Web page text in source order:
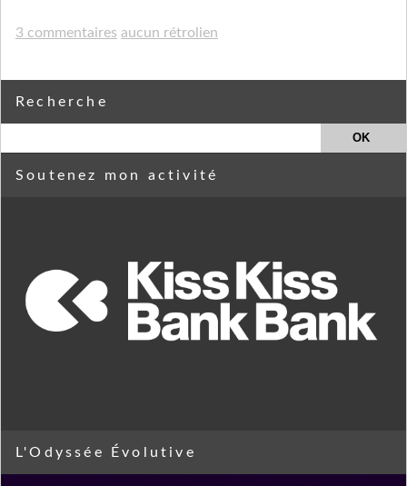
3 commentaires aucun rétrolien
Recherche
Soutenez mon activité
L'Odyssée Évolutive